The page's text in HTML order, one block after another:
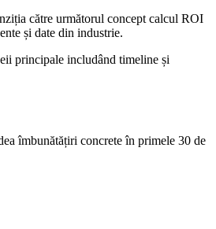
către următorul concept calcul ROI
și date din industrie.
principale includând timeline și
îmbunătățiri concrete în primele 30 de